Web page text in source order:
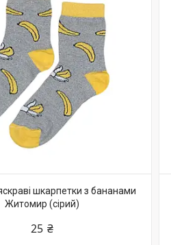
шкарпетки з бананами
Житомир (сірий)
25 ₴